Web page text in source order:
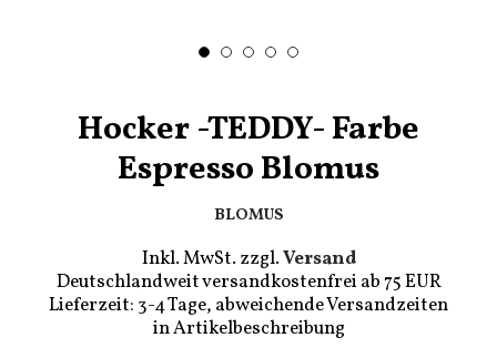
Hocker -TEDDY- Farbe
Espresso Blomus
BLOMUS
Inkl. MwSt. zzgl.Versand
Deutschlandweit versandkostenfrei ab 75 EUR
Lieferzeit: 3-4 Tage, abweichende Versandzeiten
in Artikelbeschreibung